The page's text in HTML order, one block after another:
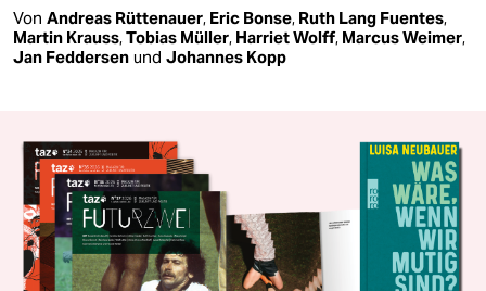
Von Andreas Rüttenauer, Eric Bonse, Ruth Lang Fuentes,
Martin Krauss,Tobias Müller, Harriet Wolff, Marcus Weimer,
Jan Feddersen und Johannes Kopp